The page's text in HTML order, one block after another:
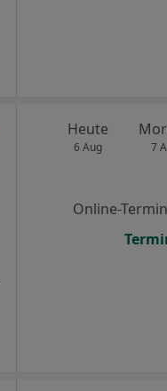
Heute
6 Aug 7
Online-